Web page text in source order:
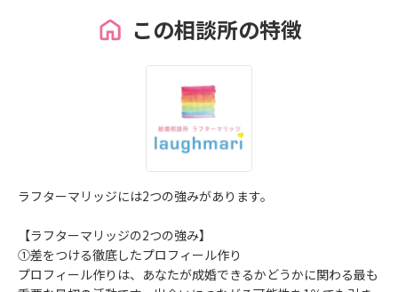
この相談所の特徴
ラフターマリッジには2つの強みがあります。
【ラフターマリッジの2つの強み】
①差をつける徹底したプロフィール作り
プロフィール作りは、あなたが成婚できるかどうかに関わる最も